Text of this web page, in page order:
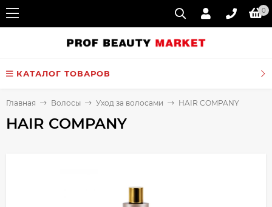
0
КАТАЛОГ ТОВАРОВ
Главная Волосы Уход за волосами HAIR COMPANY
HAIR COMPANY